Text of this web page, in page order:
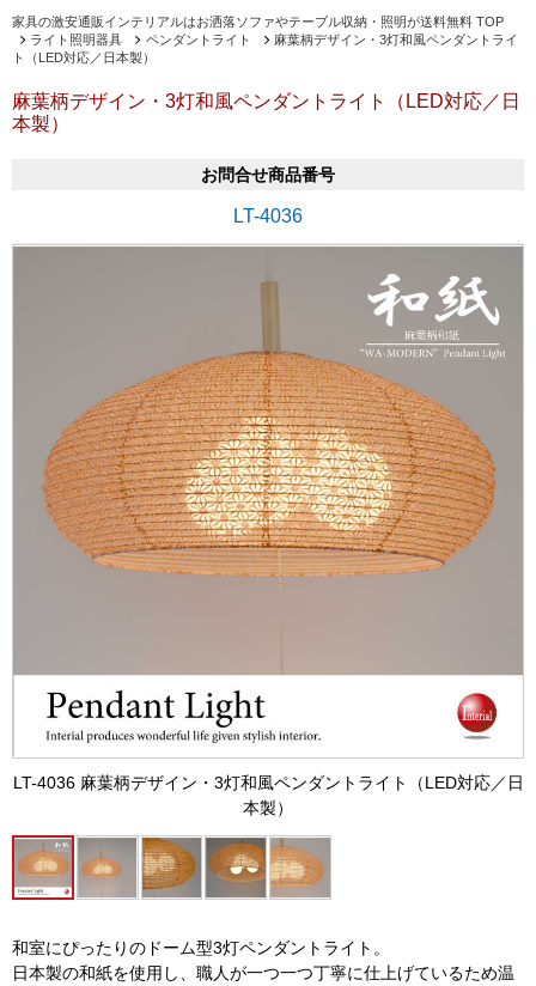
家具の激安通販インテリアルはお洒落ソファやテーブル収納・照明が送料無料 TOP
ライト照明器具
ペンダントライト
麻葉柄デザイン・3灯和風ペンダントライ
ト（LED対応／日本製）
麻葉柄デザイン・3灯和風ペンダントライト（LED対応／日
本製）
お問合せ商品番号
LT-4036
LT-4036 麻葉柄デザイン・3灯和風ペンダントライト（LED対応／日
本製）
和室にぴったりのドーム型3灯ペンダントライト。
日本製の和紙を使用し、職人が一つ一つ丁寧に仕上げているため温